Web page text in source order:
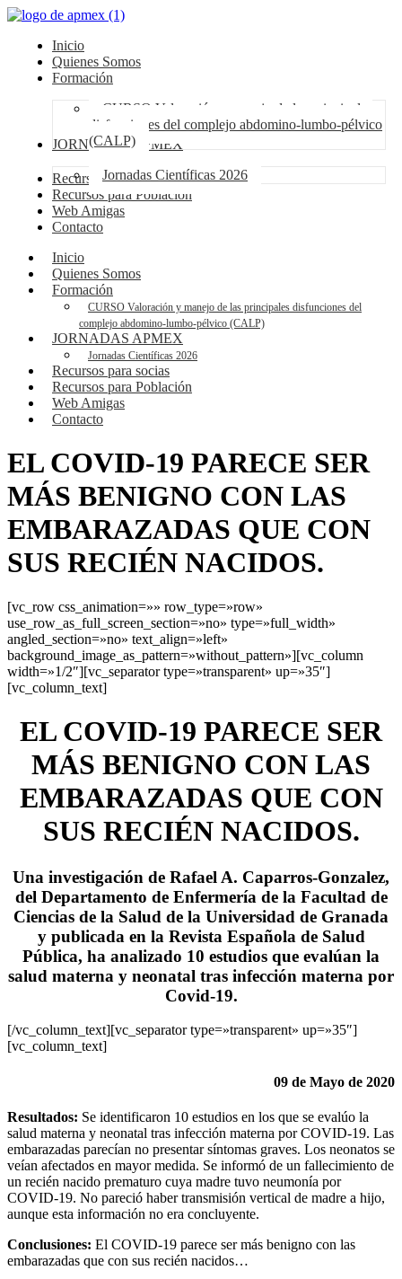
Inicio
Quienes Somos
Formación
CURSO Valoración y manejo de las principales
disfunciones del complejo abdomino-lumbo-pélvico
(CALP)
JORNADAS APMEX
Jornadas Científicas 2026
Recursos para socias
Recursos para Población
Web Amigas
Contacto
Inicio
Quienes Somos
Formación
CURSO Valoración y manejo de las principales disfunciones del
complejo abdomino-lumbo-pélvico (CALP)
JORNADAS APMEX
Jornadas Científicas 2026
Recursos para socias
Recursos para Población
Web Amigas
Contacto
EL COVID-19 PARECE SER
MÁS BENIGNO CON LAS
EMBARAZADAS QUE CON
SUS RECIÉN NACIDOS.
[vc_row css_animation=»» row_type=»row»
use_row_as_full_screen_section=»no» type=»full_width»
angled_section=»no» text_align=»left»
background_image_as_pattern=»without_pattern»][vc_column
width=»1/2″][vc_separator type=»transparent» up=»35″]
[vc_column_text]
EL COVID-19 PARECE SER
MÁS BENIGNO CON LAS
EMBARAZADAS QUE CON
SUS RECIÉN NACIDOS.
Una investigación de Rafael A. Caparros-Gonzalez,
del Departamento de Enfermería de la Facultad de
Ciencias de la Salud de la Universidad de Granada
y publicada en la Revista Española de Salud
Pública, ha analizado 10 estudios que evalúan la
salud materna y neonatal tras infección materna por
Covid-19.
[/vc_column_text][vc_separator type=»transparent» up=»35″]
[vc_column_text]
09 de Mayo de 2020
Resultados: Se identificaron 10 estudios en los que se evalúo la
salud materna y neonatal tras infección materna por COVID-19. Las
embarazadas parecían no presentar síntomas graves. Los neonatos se
veían afectados en mayor medida. Se informó de un fallecimiento de
un recién nacido prematuro cuya madre tuvo neumonía por
COVID-19. No pareció haber transmisión vertical de madre a hijo,
aunque esta información no era concluyente.
Conclusiones: El COVID-19 parece ser más benigno con las
embarazadas que con sus recién nacidos…